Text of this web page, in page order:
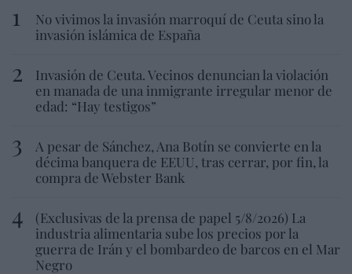
No vivimos la invasión marroquí de Ceuta sino la
invasión islámica de España
Invasión de Ceuta. Vecinos denuncian la violación
en manada de una inmigrante irregular menor de
edad: “Hay testigos”
A pesar de Sánchez, Ana Botín se convierte en la
décima banquera de EEUU, tras cerrar, por fin, la
compra de Webster Bank
(Exclusivas de la prensa de papel 5/8/2026) La
industria alimentaria sube los precios por la
guerra de Irán y el bombardeo de barcos en el Mar
Negro